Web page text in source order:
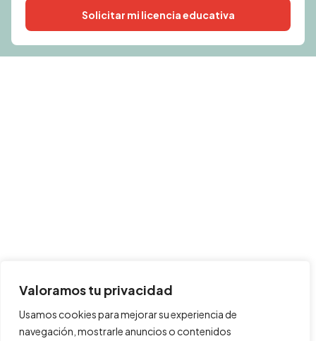
Valoramos tu privacidad
Usamos cookies para mejorar su experiencia de
navegación, mostrarle anuncios o contenidos
Solicitar mi licencia educativa